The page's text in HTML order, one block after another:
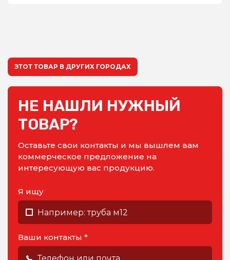
ЭТОТ ТОВАР В ДРУГИХ ГОРОДАХ
НЕ НАШЛИ НУЖНЫЙ
ТОВАР?
Оставьте свои контакты и мы вышлем вам
коммерческое предложение на
интересующую вас продукцию.
Я ищу
Ваши контакты *